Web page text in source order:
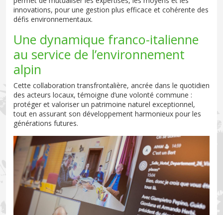
innovations, pour une gestion plus efficace et cohérente des
défis environnementaux.
Une dynamique franco-italienne
au service de l’environnement
alpin
Cette collaboration transfrontalière, ancrée dans le quotidien
des acteurs locaux, témoigne d’une volonté commune :
protéger et valoriser un patrimoine naturel exceptionnel,
tout en assurant son développement harmonieux pour les
générations futures.